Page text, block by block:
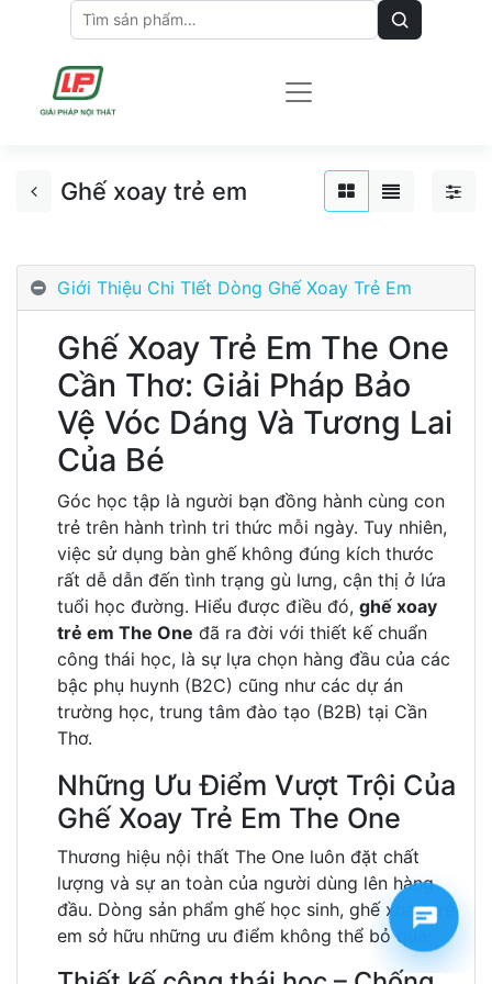
Ghế xoay trẻ em
Giới Thiệu Chi TIết Dòng Ghế Xoay Trẻ Em
Ghế Xoay Trẻ Em The One
Cần Thơ: Giải Pháp Bảo
Vệ Vóc Dáng Và Tương Lai
Của Bé
Góc học tập là người bạn đồng hành cùng con
trẻ trên hành trình tri thức mỗi ngày. Tuy nhiên,
việc sử dụng bàn ghế không đúng kích thước
rất dễ dẫn đến tình trạng gù lưng, cận thị ở lứa
tuổi học đường. Hiểu được điều đó, ghế xoay
trẻ em The One đã ra đời với thiết kế chuẩn
công thái học, là sự lựa chọn hàng đầu của các
bậc phụ huynh (B2C) cũng như các dự án
trường học, trung tâm đào tạo (B2B) tại Cần
Thơ.
Những Ưu Điểm Vượt Trội Của
Ghế Xoay Trẻ Em The One
Thương hiệu nội thất The One luôn đặt chất
lượng và sự an toàn của người dùng lên hàng
đầu. Dòng sản phẩm ghế học sinh, ghế xoay trẻ
em sở hữu những ưu điểm không thể bỏ qua: